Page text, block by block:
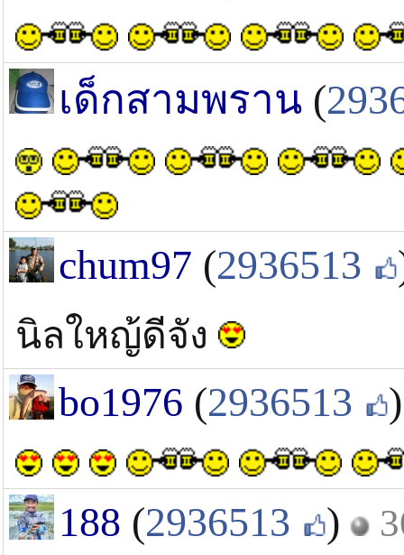
เด็กสามพราน (
chum97 (2936513
นิลใหญ้ดีจัง
bo1976 (2936513 )
188 (2936513 )